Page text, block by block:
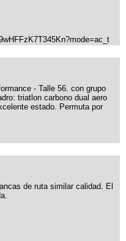
- Talle 56. con grupo
triatlon carbono dual aero
estado. Permuta por
de ruta similar calidad. El